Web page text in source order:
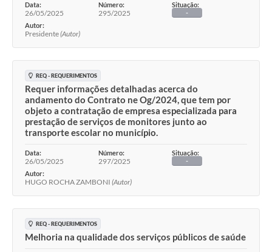
Data:
26/05/2025
Número:
295/2025
Situação:
-
Autor:
Presidente(Autor)
REQ - REQUERIMENTOS
Requer informações detalhadas acerca do
andamento do Contrato ne Og/2024, que tem por
objeto a contratação de empresa especializada para
prestação de serviços de monitores junto ao
transporte escolar no município.
Data:
26/05/2025
Número:
297/2025
Situação:
-
Autor:
HUGO ROCHA ZAMBONI (Autor)
REQ - REQUERIMENTOS
Melhoria na qualidade dos serviços públicos de saúde